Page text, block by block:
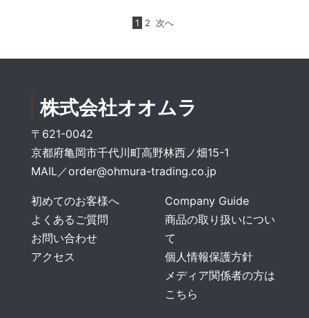
1 2 次へ
株式会社オオムラ
〒621-0042
京都府亀岡市千代川町高野林西ノ畑15-1
MAIL／order@ohmura-trading.co.jp
初めてのお客様へ
よくあるご質問
お問い合わせ
アクセス
Company Guide
商品の取り扱いについ
て
個人情報保護方針
メディア関係者の方は
こちら